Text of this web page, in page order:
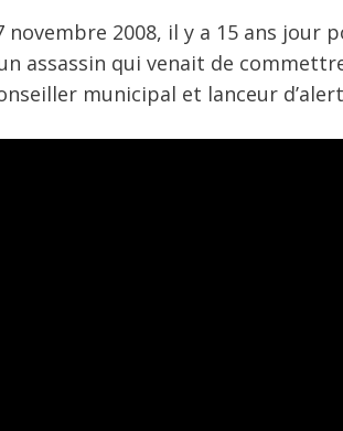
novembre 2008, il y a 15 ans jour
assassin qui venait de
municipal et lanceur